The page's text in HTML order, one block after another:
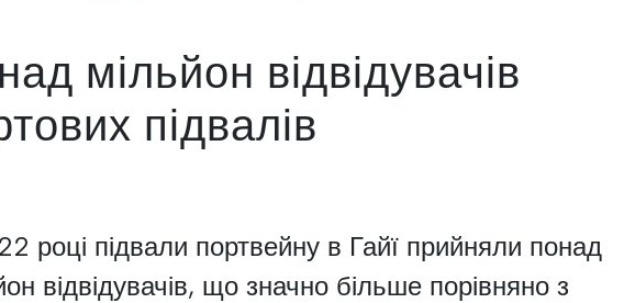
мільйон відвідувачів
підвалів
році підвали портвейну в Гайї прийняли понад
відвідувачів, що значно більше порівняно з